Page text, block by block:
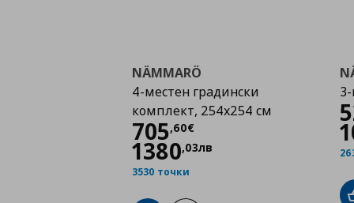
NÄMMARÖ
4-местен градински
комплект, 254x254 см
705,60€
Цена
1380,03лв
3530 точки